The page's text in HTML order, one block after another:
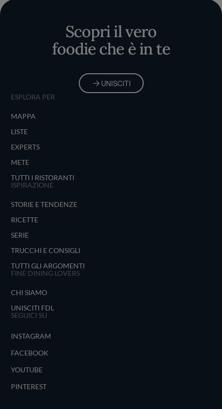
Scopri il vero
foodie che è in te
UNISCITI
ESPLORA PER
MAPPA
LISTE
EXPERTS
METE
TUTTI I RISTORANTI
ISPIRAZIONE
STORIE E TENDENZE
RICETTE
SERIE
TRUCCHI E CONSIGLI
TUTTI GLI ARGOMENTI
FINE DINING LOVERS
CHI SIAMO
UNISCITI FDL
SEGUICI SU
INSTAGRAM
FACEBOOK
YOUTUBE
PINTEREST